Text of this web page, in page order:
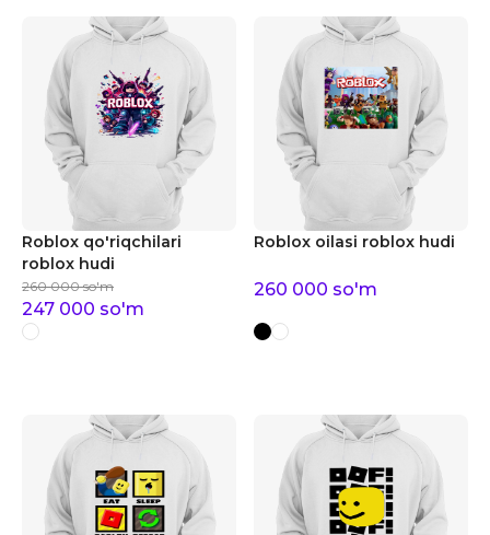
Roblox qo'riqchilari
roblox hudi
260 000 so'm
247 000 so'm
Roblox oilasi roblox hudi
260 000 so'm